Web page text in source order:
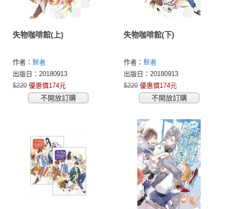
失物咖啡館(上)
作者： 默者
出版日：20180913
$220 優惠價174元
不開放訂購
失物咖啡館(下)
作者： 默者
出版日：20180913
$220 優惠價174元
不開放訂購